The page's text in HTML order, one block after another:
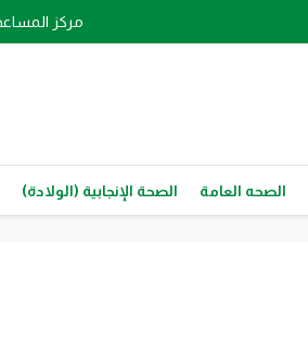
مركز
الصحه العامة الصحة الإنجابية (الولادة)